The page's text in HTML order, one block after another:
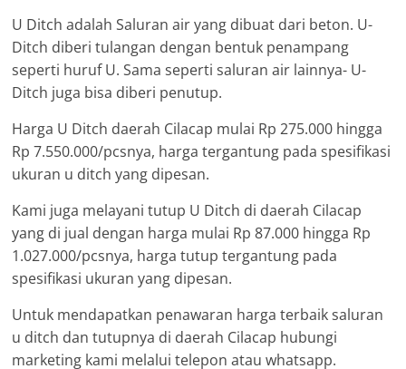
U Ditch adalah Saluran air yang dibuat dari beton. U-
Ditch diberi tulangan dengan bentuk penampang
seperti huruf U. Sama seperti saluran air lainnya- U-
Ditch juga bisa diberi penutup.
Harga U Ditch daerah Cilacap mulai Rp 275.000 hingga
Rp 7.550.000/pcsnya, harga tergantung pada spesifikasi
ukuran u ditch yang dipesan.
Kami juga melayani tutup U Ditch di daerah Cilacap
yang di jual dengan harga mulai Rp 87.000 hingga Rp
1.027.000/pcsnya, harga tutup tergantung pada
spesifikasi ukuran yang dipesan.
Untuk mendapatkan penawaran harga terbaik saluran
u ditch dan tutupnya di daerah Cilacap hubungi
marketing kami melalui telepon atau whatsapp.